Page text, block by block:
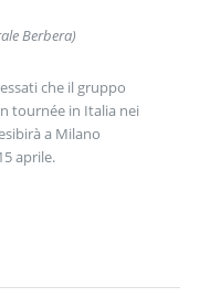
Berbera)
che il gruppo
tournée in Italia nei
a Milano
aprile.